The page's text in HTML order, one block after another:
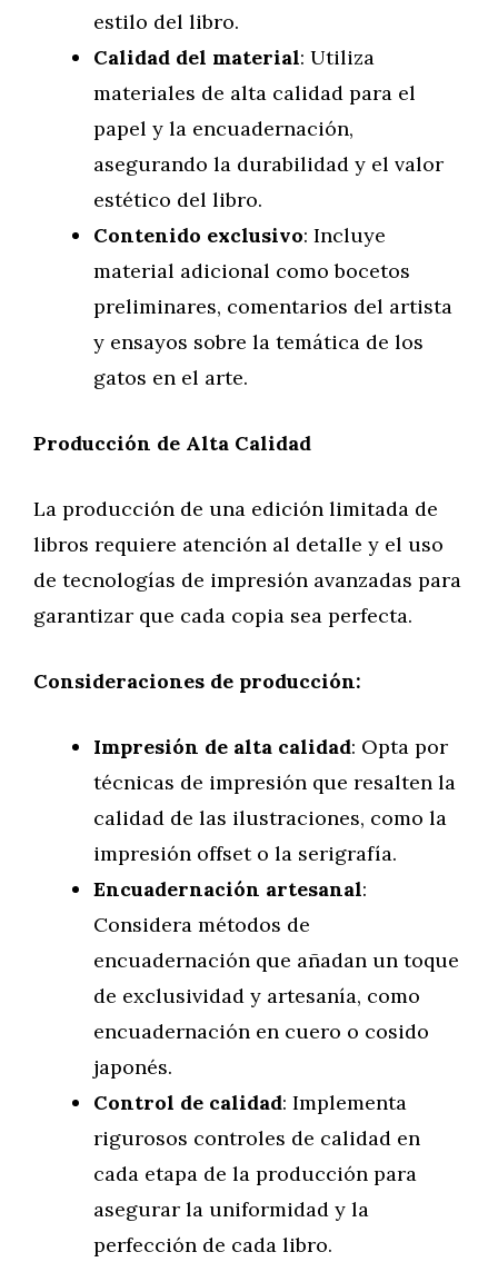
estilo del libro.
Calidad del material: Utiliza
materiales de alta calidad para el
papel y la encuadernación,
asegurando la durabilidad y el valor
estético del libro.
Contenido exclusivo: Incluye
material adicional como bocetos
preliminares, comentarios del artista
y ensayos sobre la temática de los
gatos en el arte.
Producción de Alta Calidad
La producción de una edición limitada de
libros requiere atención al detalle y el uso
de tecnologías de impresión avanzadas para
garantizar que cada copia sea perfecta.
Consideraciones de producción:
Impresión de alta calidad: Opta por
técnicas de impresión que resalten la
calidad de las ilustraciones, como la
impresión offset o la serigrafía.
Encuadernación artesanal:
Considera métodos de
encuadernación que añadan un toque
de exclusividad y artesanía, como
encuadernación en cuero o cosido
japonés.
Control de calidad: Implementa
rigurosos controles de calidad en
cada etapa de la producción para
asegurar la uniformidad y la
perfección de cada libro.